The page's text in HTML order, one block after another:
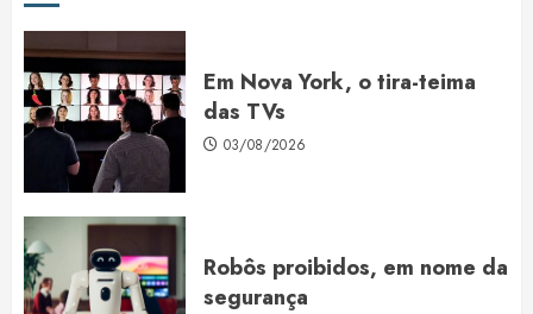
Em Nova York, o tira-teima
das TVs
03/08/2026
Robôs proibidos, em nome da
segurança